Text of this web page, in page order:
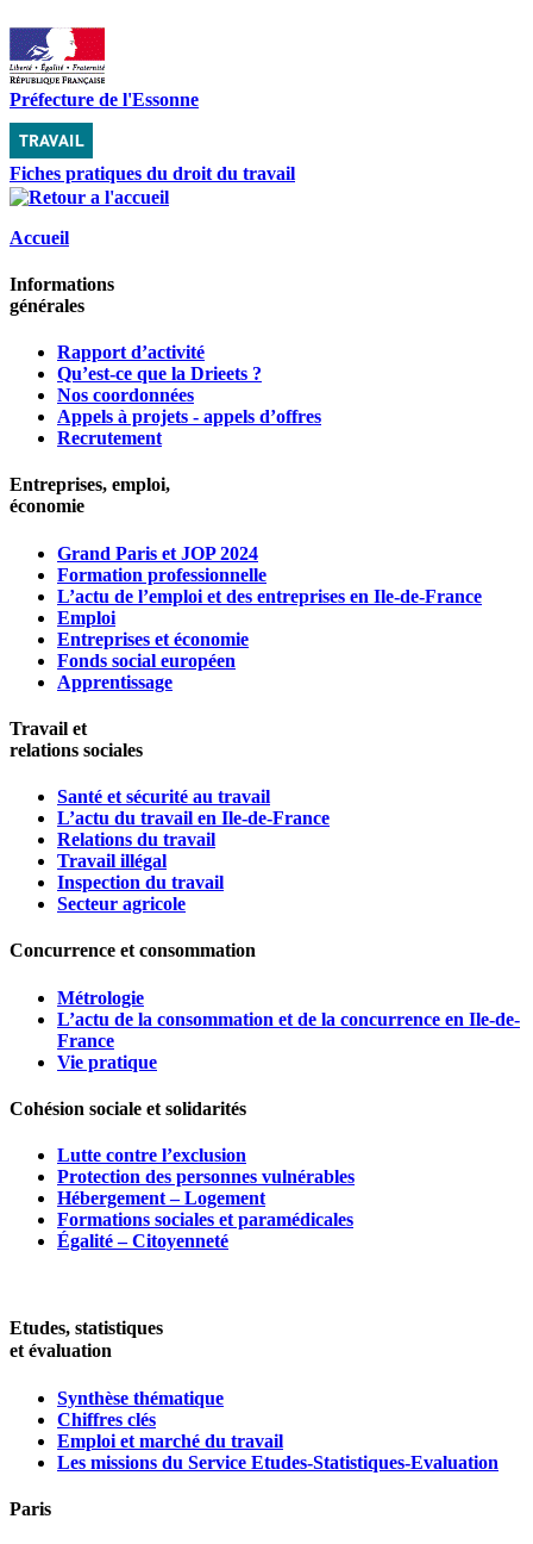
Préfecture de l'Essonne
Fiches pratiques du droit du travail
Accueil
Informations
générales
Rapport d’activité
Qu’est-ce que la Drieets ?
Nos coordonnées
Appels à projets - appels d’offres
Recrutement
Entreprises, emploi,
économie
Grand Paris et JOP 2024
Formation professionnelle
L’actu de l’emploi et des entreprises en Ile-de-France
Emploi
Entreprises et économie
Fonds social européen
Apprentissage
Travail et
relations sociales
Santé et sécurité au travail
L’actu du travail en Ile-de-France
Relations du travail
Travail illégal
Inspection du travail
Secteur agricole
Concurrence et consommation
Métrologie
L’actu de la consommation et de la concurrence en Ile-de-
France
Vie pratique
Cohésion sociale et solidarités
Lutte contre l’exclusion
Protection des personnes vulnérables
Hébergement – Logement
Formations sociales et paramédicales
Égalité – Citoyenneté
Etudes, statistiques
et évaluation
Synthèse thématique
Chiffres clés
Emploi et marché du travail
Les missions du Service Etudes-Statistiques-Evaluation
Paris